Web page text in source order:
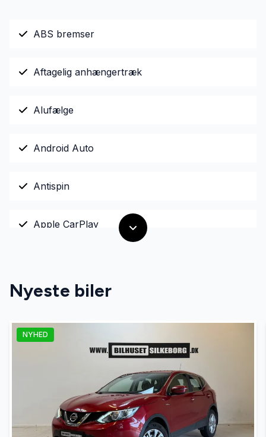
ABS bremser
Aftagelig anhængertræk
Alufælge
Android Auto
Antispin
Apple CarPlay
Automatisk fjernlys
AUX tilslutning
Delvis lædersæder
Nyeste biler
NYHED